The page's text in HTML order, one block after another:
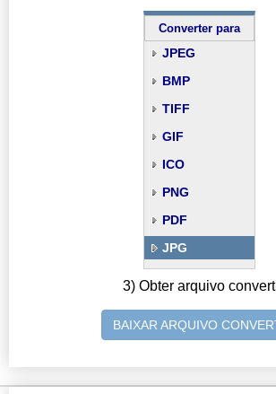
Converter para
JPEG
BMP
TIFF
GIF
ICO
PNG
PDF
JPG
3) Obter arquivo
BAIXAR ARQUIVO